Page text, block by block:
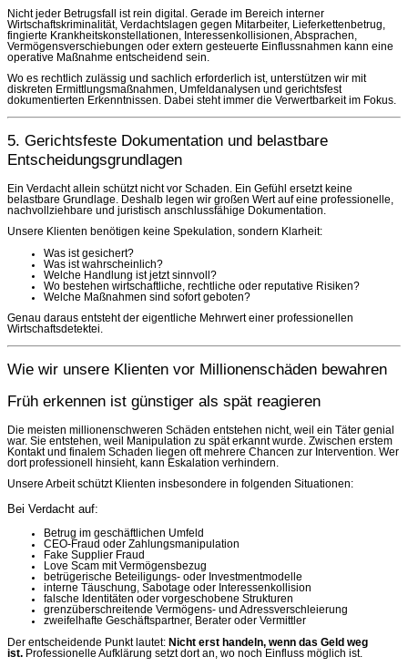
Nicht jeder Betrugsfall ist rein digital. Gerade im Bereich interner
Wirtschaftskriminalität, Verdachtslagen gegen Mitarbeiter, Lieferkettenbetrug,
fingierte Krankheitskonstellationen, Interessenkollisionen, Absprachen,
Vermögensverschiebungen oder extern gesteuerte Einflussnahmen kann eine
operative Maßnahme entscheidend sein.
Wo es rechtlich zulässig und sachlich erforderlich ist, unterstützen wir mit
diskreten Ermittlungsmaßnahmen, Umfeldanalysen und gerichtsfest
dokumentierten Erkenntnissen. Dabei steht immer die Verwertbarkeit im Fokus.
5. Gerichtsfeste Dokumentation und belastbare
Entscheidungsgrundlagen
Ein Verdacht allein schützt nicht vor Schaden. Ein Gefühl ersetzt keine
belastbare Grundlage. Deshalb legen wir großen Wert auf eine professionelle,
nachvollziehbare und juristisch anschlussfähige Dokumentation.
Unsere Klienten benötigen keine Spekulation, sondern Klarheit:
Was ist gesichert?
Was ist wahrscheinlich?
Welche Handlung ist jetzt sinnvoll?
Wo bestehen wirtschaftliche, rechtliche oder reputative Risiken?
Welche Maßnahmen sind sofort geboten?
Genau daraus entsteht der eigentliche Mehrwert einer professionellen
Wirtschaftsdetektei.
Wie wir unsere Klienten vor Millionenschäden bewahren
Früh erkennen ist günstiger als spät reagieren
Die meisten millionenschweren Schäden entstehen nicht, weil ein Täter genial
war. Sie entstehen, weil Manipulation zu spät erkannt wurde. Zwischen erstem
Kontakt und finalem Schaden liegen oft mehrere Chancen zur Intervention. Wer
dort professionell hinsieht, kann Eskalation verhindern.
Unsere Arbeit schützt Klienten insbesondere in folgenden Situationen:
Bei Verdacht auf:
Betrug im geschäftlichen Umfeld
CEO-Fraud oder Zahlungsmanipulation
Fake Supplier Fraud
Love Scam mit Vermögensbezug
betrügerische Beteiligungs- oder Investmentmodelle
interne Täuschung, Sabotage oder Interessenkollision
falsche Identitäten oder vorgeschobene Strukturen
grenzüberschreitende Vermögens- und Adressverschleierung
zweifelhafte Geschäftspartner, Berater oder Vermittler
Der entscheidende Punkt lautet: Nicht erst handeln, wenn das Geld weg
ist. Professionelle Aufklärung setzt dort an, wo noch Einfluss möglich ist.